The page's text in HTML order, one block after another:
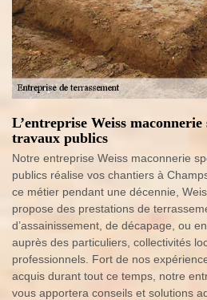
L’entreprise Weiss maconnerie
travaux publics
Notre entreprise Weiss maconnerie
publics réalise vos chantiers à
ce métier pendant une décennie,
propose des prestations de
d’assainissement, de décapage, ou
auprès des particuliers, collectivités
professionnels. Fort de nos
acquis durant tout ce temps, notre
vous apportera conseils et solutions